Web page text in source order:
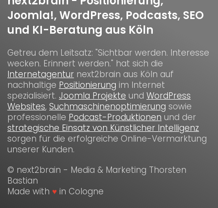
Joomla!, WordPress, Podcasts, SEO
und KI-Beratung aus Köln
Getreu dem Leitsatz: "Sichtbar werden. Interesse
wecken. Erinnert werden." hat sich die
Internetagentur next2brain aus Köln auf
nachhaltige Positionierung im Internet
spezialisiert. Joomla Projekte und WordPress
Websites, Suchmaschinenoptimierung sowie
professionelle Podcast-Produktionen und der
strategische Einsatz von Künstlicher Intelligenz
sorgen für die erfolgreiche Online-Vermarktung
unserer Kunden.
© next2brain - Media & Marketing Thorsten
Bastian
Made with ♥ in Cologne